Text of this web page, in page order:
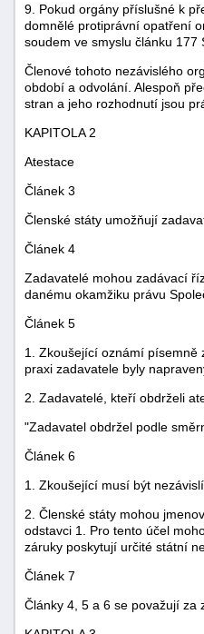
9. Pokud orgány příslušné k
domnělé protiprávní opatření
soudem ve smyslu článku 177
Členové tohoto nezávislého
období a odvolání. Alespoň
stran a jeho rozhodnutí jsou
KAPITOLA 2
Atestace
Článek 3
Členské státy umožňují
Článek 4
Zadavatelé mohou zadávací
danému okamžiku právu
Článek 5
1. Zkoušející oznámí písemně
praxi zadavatele byly
2. Zadavatelé, kteří obdrželi
"Zadavatel obdržel podle
Článek 6
1. Zkoušející musí být
2. Členské státy mohou
odstavci 1. Pro tento účel
záruky poskytují určité státní
Článek 7
Články 4, 5 a 6 se považují za